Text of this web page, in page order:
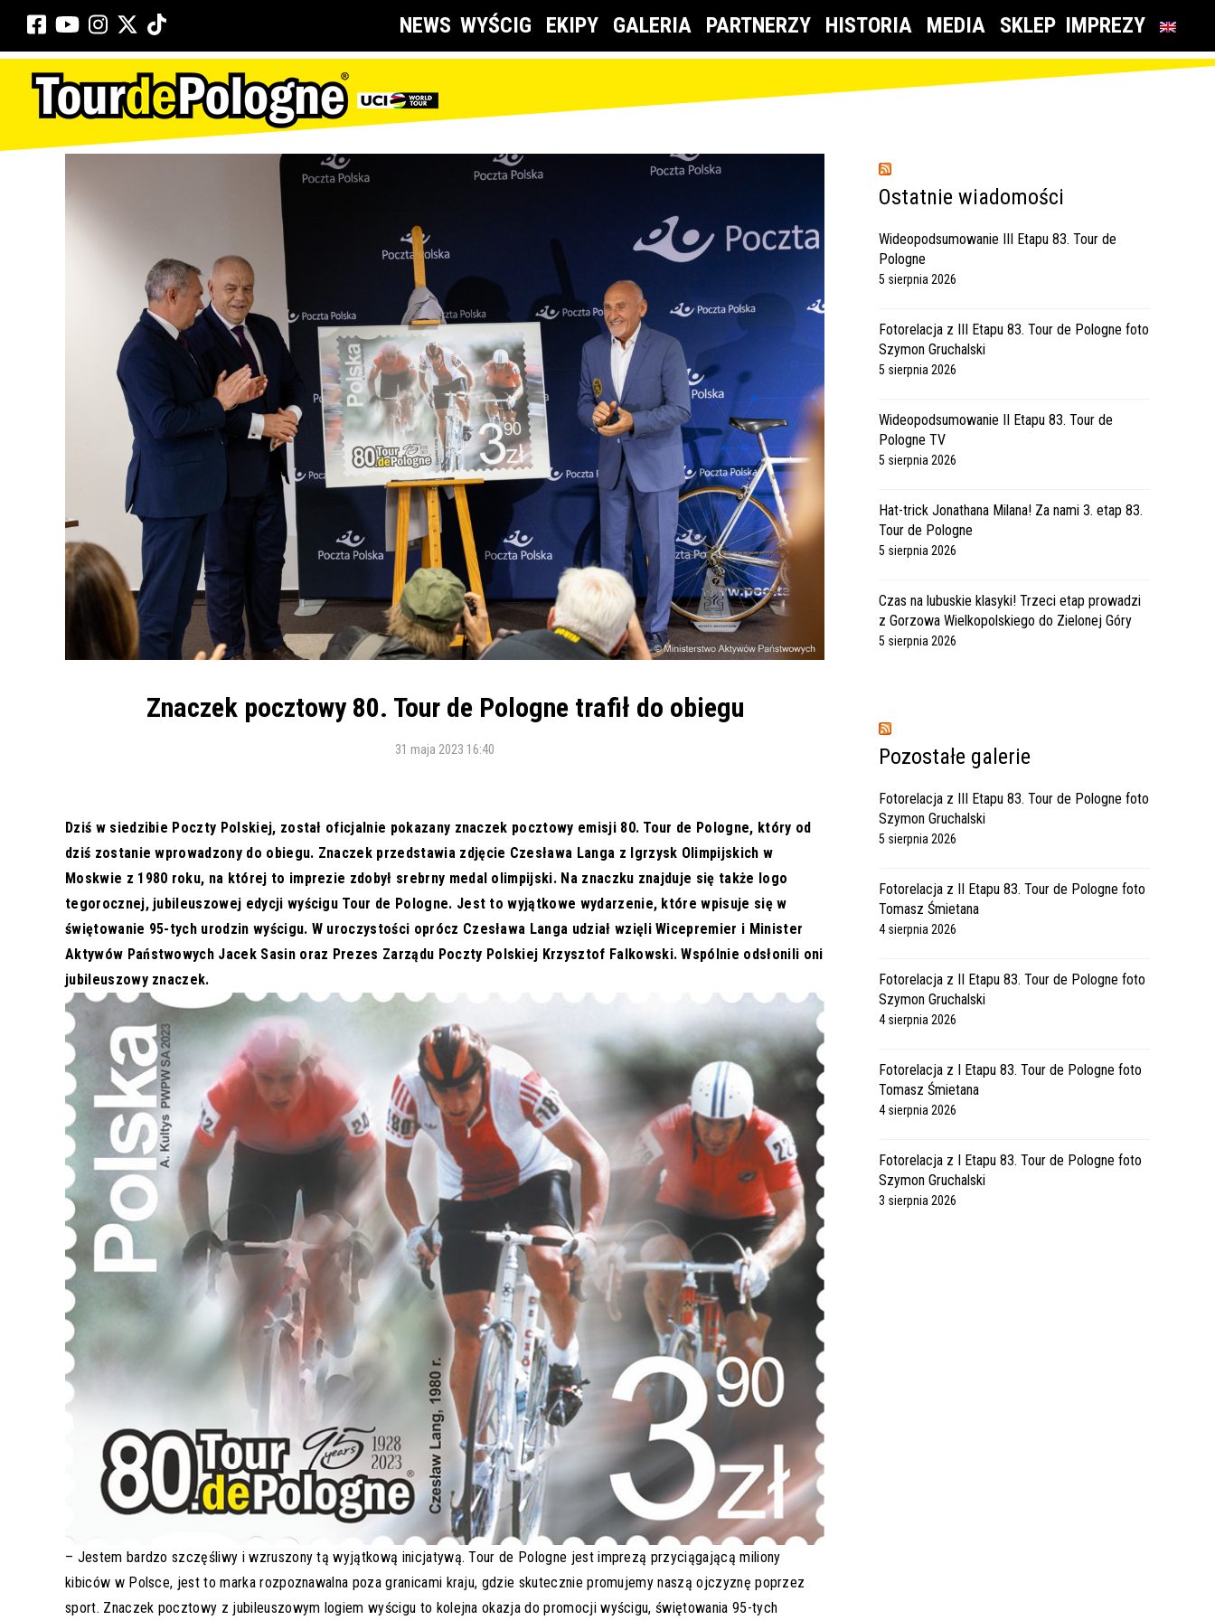
NEWS WYŚCIG EKIPY GALERIA PARTNERZY HISTORIA MEDIA SKLEP IMPREZY
Znaczek pocztowy 80. Tour de Pologne trafił do obiegu
31 maja 2023 16:40
Dziś w siedzibie Poczty Polskiej, został oficjalnie pokazany znaczek pocztowy emisji 80. Tour de Pologne, który od
dziś zostanie wprowadzony do obiegu. Znaczek przedstawia zdjęcie Czesława Langa z Igrzysk Olimpijskich w
Moskwie z 1980 roku, na której to imprezie zdobył srebrny medal olimpijski. Na znaczku znajduje się także logo
tegorocznej, jubileuszowej edycji wyścigu Tour de Pologne. Jest to wyjątkowe wydarzenie, które wpisuje się w
świętowanie 95-tych urodzin wyścigu. W uroczystości oprócz Czesława Langa udział wzięli Wicepremier i Minister
Aktywów Państwowych Jacek Sasin oraz Prezes Zarządu Poczty Polskiej Krzysztof Falkowski. Wspólnie odsłonili oni
jubileuszowy znaczek.
– Jestem bardzo szczęśliwy i wzruszony tą wyjątkową inicjatywą. Tour de Pologne jest imprezą przyciągającą miliony
kibiców w Polsce, jest to marka rozpoznawalna poza granicami kraju, gdzie skutecznie promujemy naszą ojczyznę poprzez
sport. Znaczek pocztowy z jubileuszowym logiem wyścigu to kolejna okazja do promocji wyścigu, świętowania 95-tych
Ostatnie wiadomości
Wideopodsumowanie III Etapu 83. Tour de
Pologne
5 sierpnia 2026
Fotorelacja z III Etapu 83. Tour de Pologne foto
Szymon Gruchalski
5 sierpnia 2026
Wideopodsumowanie II Etapu 83. Tour de
Pologne TV
5 sierpnia 2026
Hat-trick Jonathana Milana! Za nami 3. etap 83.
Tour de Pologne
5 sierpnia 2026
Czas na lubuskie klasyki! Trzeci etap prowadzi
z Gorzowa Wielkopolskiego do Zielonej Góry
5 sierpnia 2026
Pozostałe galerie
Fotorelacja z III Etapu 83. Tour de Pologne foto
Szymon Gruchalski
5 sierpnia 2026
Fotorelacja z II Etapu 83. Tour de Pologne foto
Tomasz Śmietana
4 sierpnia 2026
Fotorelacja z II Etapu 83. Tour de Pologne foto
Szymon Gruchalski
4 sierpnia 2026
Fotorelacja z I Etapu 83. Tour de Pologne foto
Tomasz Śmietana
4 sierpnia 2026
Fotorelacja z I Etapu 83. Tour de Pologne foto
Szymon Gruchalski
3 sierpnia 2026